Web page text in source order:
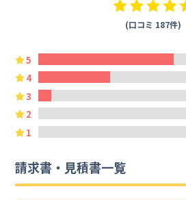
(口コミ 187件)
5
4
3
2
1
請求書・見積書一覧